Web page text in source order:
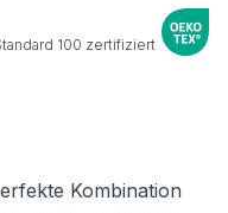
Kombination
100 zertifiziert